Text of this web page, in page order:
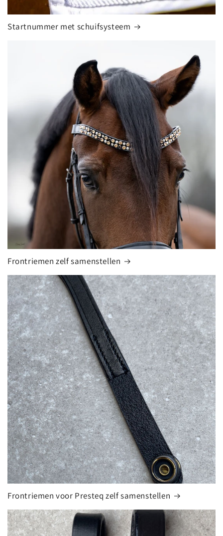
Startnummer met schuifsysteem
Frontriemen zelf samenstellen
Frontriemen voor Presteq zelf samenstellen